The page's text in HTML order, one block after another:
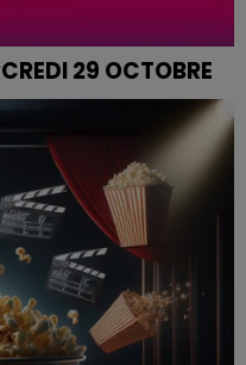
29 OCTOBRE
OCTOBRE